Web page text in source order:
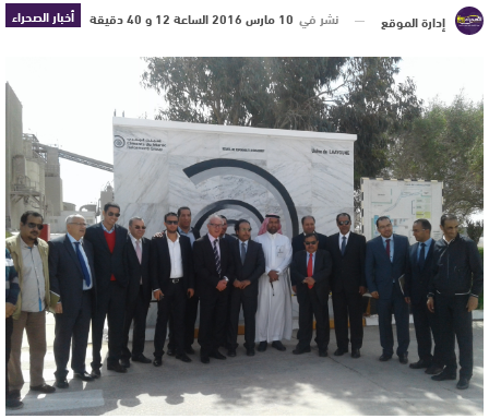
أخبار الصحراء إدارة الموقع نشر في 10 مارس 2016 الساعة 12 و 40 دقيقة